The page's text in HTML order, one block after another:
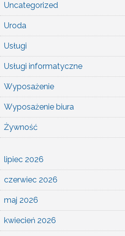
Uncategorized
Uroda
Usługi
Usługi informatyczne
Wyposażenie
Wyposażenie biura
Żywność
lipiec 2026
czerwiec 2026
maj 2026
kwiecień 2026